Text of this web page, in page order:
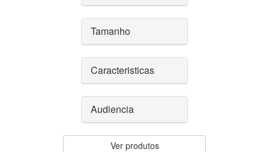
Tamanho
Caracteristicas
Audiencia
Ver produtos